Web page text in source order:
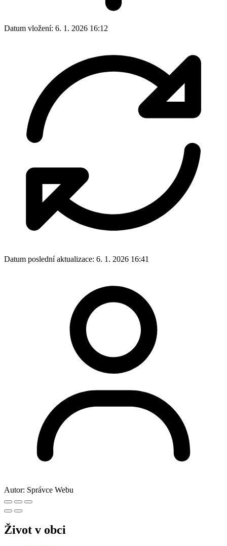
Datum vložení: 6. 1. 2026 16:12
Datum poslední aktualizace: 6. 1. 2026 16:41
Autor: Správce Webu
Život v obci